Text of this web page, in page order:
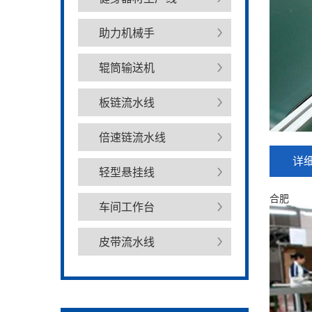
助力机械手
辊筒输送机
板链流水线
倍速链流水线
轻型悬挂线
车间工作台
皮带流水线
详
合肥